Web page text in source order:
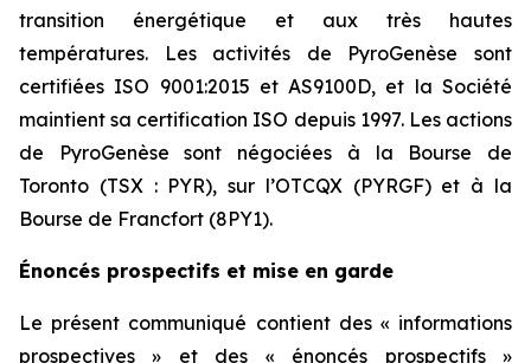
transition énergétique et aux très hautes
températures. Les activités de PyroGenèse sont
certifiées ISO 9001:2015 et AS9100D, et la Société
maintient sa certification ISO depuis 1997. Les actions
de PyroGenèse sont négociées à la Bourse de
Toronto (TSX : PYR), sur l’OTCQX (PYRGF) et à la
Bourse de Francfort (8PY1).
Énoncés prospectifs et mise en garde
Le présent communiqué contient des « informations
prospectives » et des « énoncés prospectifs »